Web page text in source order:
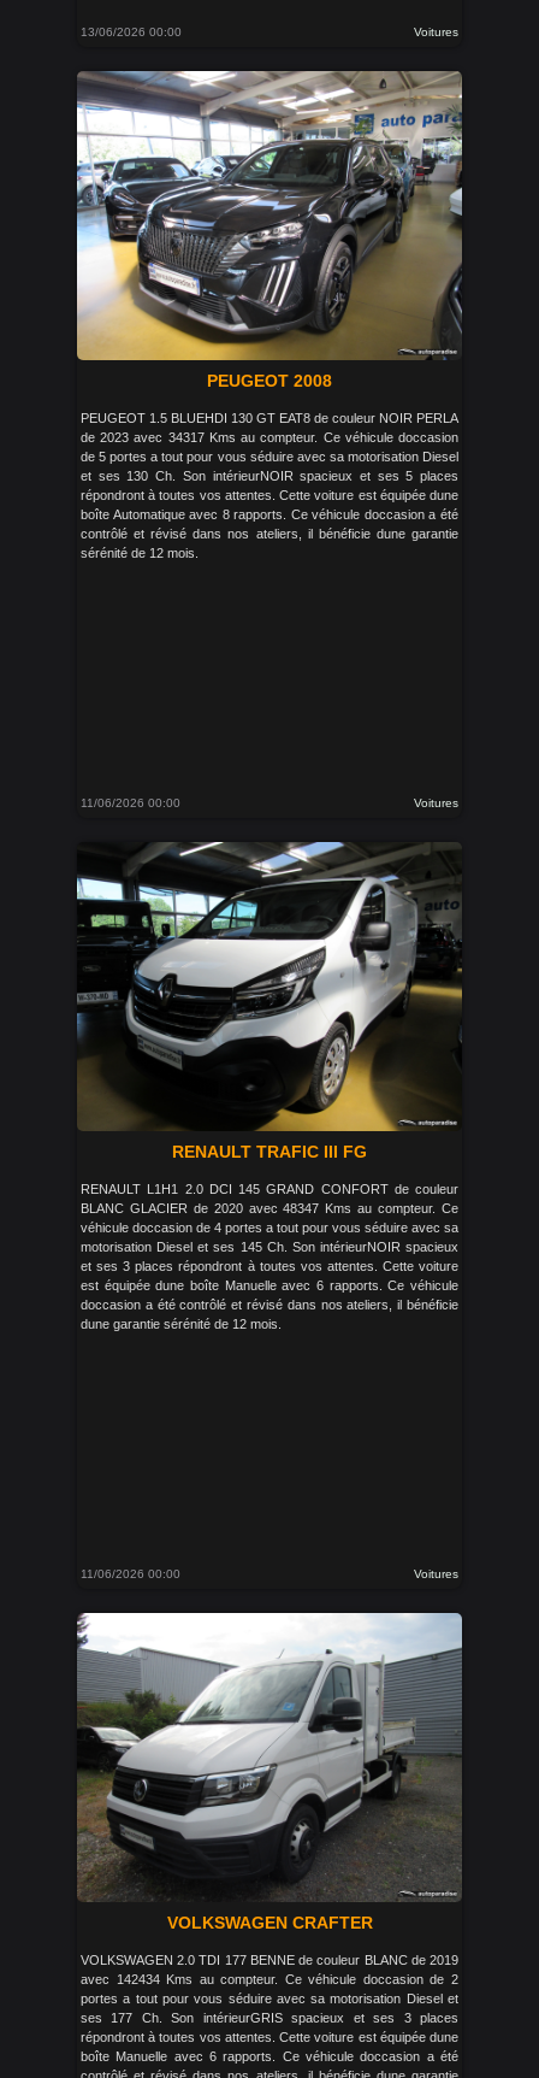
13/06/2026 00:00 Voitures
PEUGEOT 2008
PEUGEOT 1.5 BLUEHDI 130 GT EAT8 de couleur NOIR PERLA
de 2023 avec 34317 Kms au compteur. Ce véhicule doccasion
de 5 portes a tout pour vous séduire avec sa motorisation Diesel
et ses 130 Ch. Son intérieurNOIR spacieux et ses 5 places
répondront à toutes vos attentes. Cette voiture est équipée dune
boîte Automatique avec 8 rapports. Ce véhicule doccasion a été
contrôlé et révisé dans nos ateliers, il bénéficie dune garantie
sérénité de 12 mois.
11/06/2026 00:00 Voitures
RENAULT TRAFIC III FG
RENAULT L1H1 2.0 DCI 145 GRAND CONFORT de couleur
BLANC GLACIER de 2020 avec 48347 Kms au compteur. Ce
véhicule doccasion de 4 portes a tout pour vous séduire avec sa
motorisation Diesel et ses 145 Ch. Son intérieurNOIR spacieux
et ses 3 places répondront à toutes vos attentes. Cette voiture
est équipée dune boîte Manuelle avec 6 rapports. Ce véhicule
doccasion a été contrôlé et révisé dans nos ateliers, il bénéficie
dune garantie sérénité de 12 mois.
11/06/2026 00:00 Voitures
VOLKSWAGEN CRAFTER
VOLKSWAGEN 2.0 TDI 177 BENNE de couleur BLANC de 2019
avec 142434 Kms au compteur. Ce véhicule doccasion de 2
portes a tout pour vous séduire avec sa motorisation Diesel et
ses 177 Ch. Son intérieurGRIS spacieux et ses 3 places
répondront à toutes vos attentes. Cette voiture est équipée dune
boîte Manuelle avec 6 rapports. Ce véhicule doccasion a été